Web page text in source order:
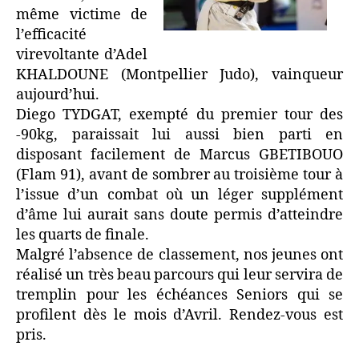
même victime de
l’efficacité
virevoltante d’Adel
KHALDOUNE (Montpellier Judo), vainqueur
aujourd’hui.
Diego TYDGAT, exempté du premier tour des
-90kg, paraissait lui aussi bien parti en
disposant facilement de Marcus GBETIBOUO
(Flam 91), avant de sombrer au troisième tour à
l’issue d’un combat où un léger supplément
d’âme lui aurait sans doute permis d’atteindre
les quarts de finale.
Malgré l’absence de classement, nos jeunes ont
réalisé un très beau parcours qui leur servira de
tremplin pour les échéances Seniors qui se
profilent dès le mois d’Avril. Rendez-vous est
pris.